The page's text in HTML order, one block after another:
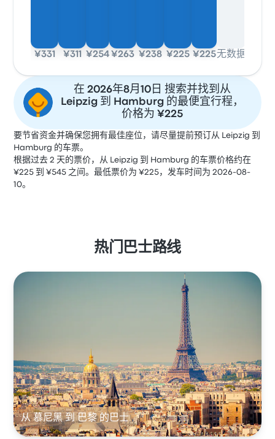
¥331 ¥311 ¥254 ¥263 ¥238 ¥225 ¥225无数据
在 2026年8月10日 搜索并找到从
Leipzig 到 Hamburg 的最便宜行程，
价格为 ¥225
要节省资金并确保您拥有最佳座位，请尽量提前预订从 Leipzig 到
Hamburg 的车票。
根据过去 2 天的票价，从 Leipzig 到 Hamburg 的车票价格约在
¥225 到 ¥545 之间。最低票价为 ¥225，发车时间为 2026-08-
10。
热门巴士路线
从 慕尼黑 到 巴黎 的巴士